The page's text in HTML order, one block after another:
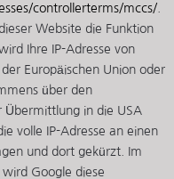
controllerterms/mccs/
Website die Funktion
Ihre IP-Adresse von
Europäischen Union oder
über den
Übermittlung in die USA
volle IP-Adresse an einen
und dort gekürzt. Im
Google diese